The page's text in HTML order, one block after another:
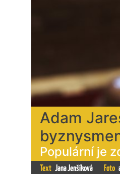
Adam
Populární je
Text Jana Jenšíková Foto